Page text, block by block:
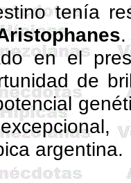
tenía
en el
de
argentina.